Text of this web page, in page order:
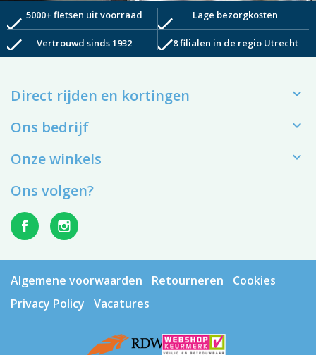
check5000+ fietsen uit voorraad check Lage bezorgkosten
check Vertrouwd sinds 1932 check8 filialen in de regio Utrecht
Direct rijden en kortingen 
Ons bedrijf 
Onze winkels 
Ons volgen?
Algemene voorwaarden Retourneren
Cookies
Privacy Policy
Vacatures